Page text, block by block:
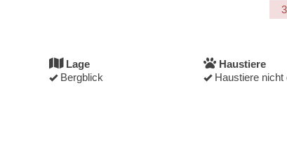
Lage
Bergblick
Haustiere
Haustiere nicht